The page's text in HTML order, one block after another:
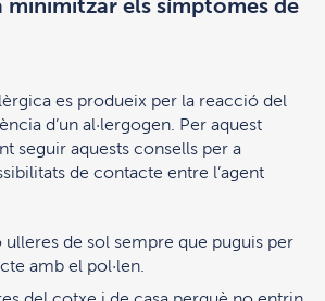
minimitzar els símptomes de
es produeix per la reacció del
d’un al·lergogen. Per aquest
seguir aquests consells per a
de contacte entre l’agent
ulleres de sol sempre que puguis per
amb el pol·len.